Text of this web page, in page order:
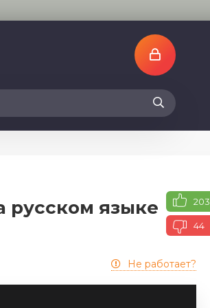
русском языке 203
44
Не работает?